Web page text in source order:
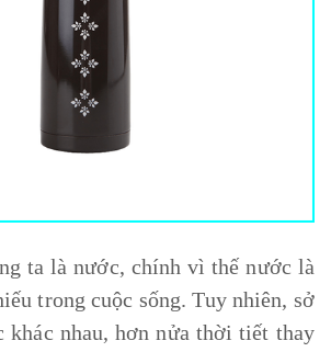
ta là nước, chính vì thế nước là
trong cuộc sống. Tuy nhiên, sở
khác nhau, hơn nửa thời tiết thay